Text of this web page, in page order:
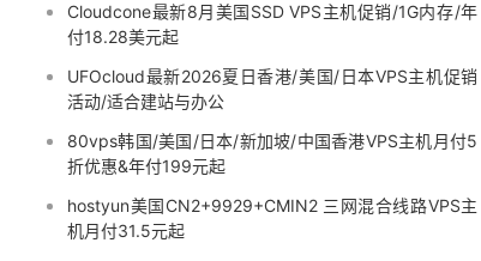
Cloudcone最新8月美国SSD VPS主机促销/1G内存/年
付18.28美元起
UFOcloud最新2026夏日香港/美国/日本VPS主机促销
活动/适合建站与办公
80vps韩国/美国/日本/新加坡/中国香港VPS主机月付5
折优惠&年付199元起
hostyun美国CN2+9929+CMIN2 三网混合线路VPS主
机月付31.5元起